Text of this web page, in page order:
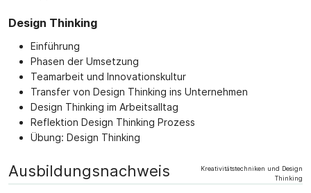
Design Thinking
Einführung
Phasen der Umsetzung
Teamarbeit und Innovationskultur
Transfer von Design Thinking ins Unternehmen
Design Thinking im Arbeitsalltag
Reflektion Design Thinking Prozess
Übung: Design Thinking
Ausbildungsnachweis
Kreativitätstechniken und Design
Thinking